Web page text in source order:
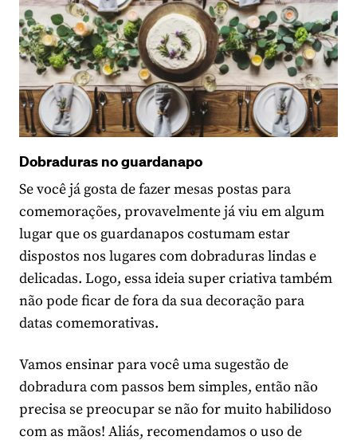
Dobraduras no guardanapo
Se você já gosta de fazer mesas postas para
comemorações, provavelmente já viu em algum
lugar que os guardanapos costumam estar
dispostos nos lugares com dobraduras lindas e
delicadas. Logo, essa ideia super criativa também
não pode ficar de fora da sua decoração para
datas comemorativas.
Vamos ensinar para você uma sugestão de
dobradura com passos bem simples, então não
precisa se preocupar se não for muito habilidoso
com as mãos! Aliás, recomendamos o uso de